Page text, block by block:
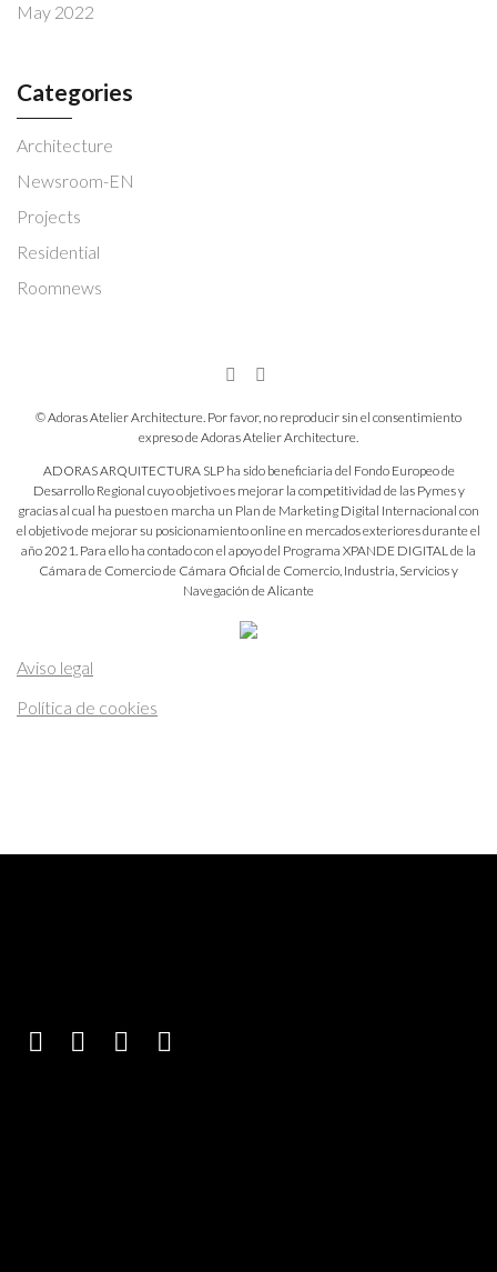
May 2022
Categories
Architecture
Newsroom-EN
Projects
Residential
Roomnews
© Adoras Atelier Architecture. Por favor, no reproducir sin el consentimiento
expreso de Adoras Atelier Architecture.
ADORAS ARQUITECTURA SLP ha sido beneficiaria del Fondo Europeo de
Desarrollo Regional cuyo objetivo es mejorar la competitividad de las Pymes y
gracias al cual ha puesto en marcha un Plan de Marketing Digital Internacional con
el objetivo de mejorar su posicionamiento online en mercados exteriores durante el
año 2021. Para ello ha contado con el apoyo del Programa XPANDE DIGITAL de la
Cámara de Comercio de Cámara Oficial de Comercio, Industria, Servicios y
Navegación de Alicante
Aviso legal
Política de cookies